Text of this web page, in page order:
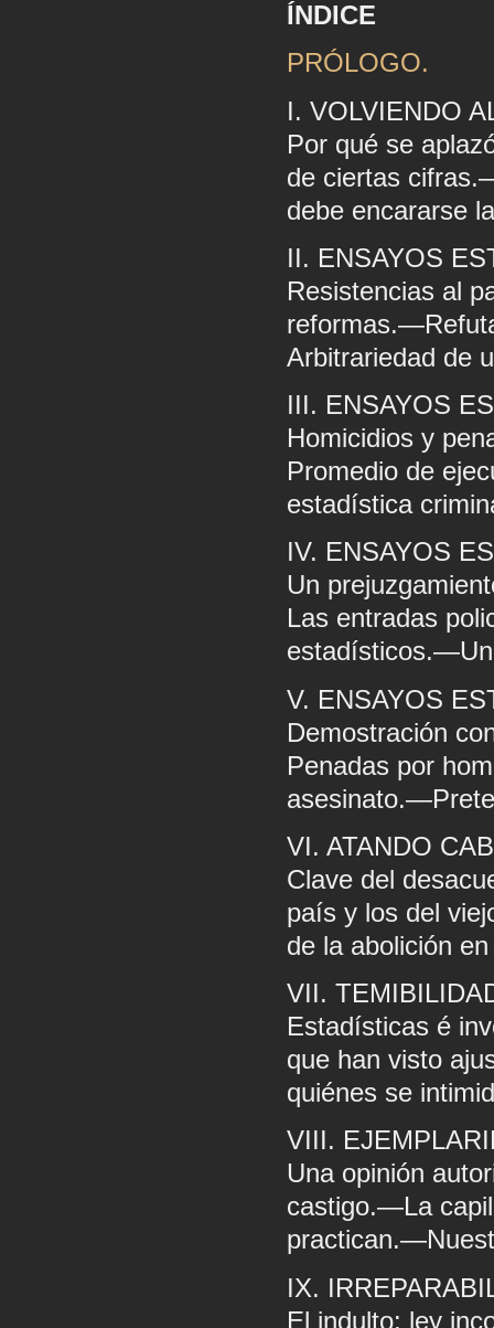
ÍNDICE
PRÓLOGO.
I. VOLVIENDO
Por qué se
de ciertas
debe encararse
II. ENSAYOS
Resistencias al
Arbitrariedad de
III. ENSAYOS
Homicidios y
Promedio de
estadística
IV. ENSAYOS
Un
Las entradas
V. ENSAYOS
Demostración
Penadas por
VI. ATANDO
Clave del
país y los del
de la abolición
VII.
Estadísticas é
que han visto
quiénes se
VIII.
Una opinión
castigo.—La
IX.
El indulto: ley